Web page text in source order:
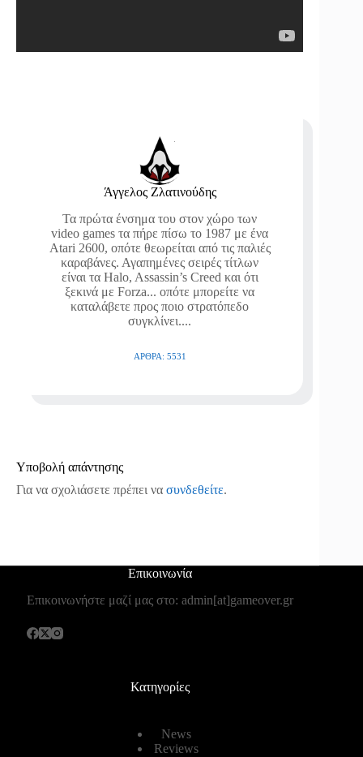
Άγγελος Ζλατινούδης
Τα πρώτα ένσημα του στον χώρο των
video games τα πήρε πίσω το 1987 με ένα
Atari 2600, οπότε θεωρείται από τις παλιές
καραβάνες. Αγαπημένες σειρές τίτλων
είναι τα Halo, Assassin’s Creed και ότι
ξεκινά με Forza... οπότε μπορείτε να
καταλάβετε προς ποιο στρατόπεδο
συγκλίνει....
ΆΡΘΡΑ: 5531
Υποβολή απάντησης
Για να σχολιάσετε πρέπει να συνδεθείτε.
Επικοινωνία
Επικοινωνήστε μαζί μας στο: admin[at]gameover.gr
Κατηγορίες
News
Reviews